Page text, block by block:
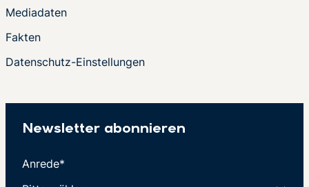
Mediadaten
Fakten
Datenschutz-Einstellungen
Newsletter abonnieren
Anrede*